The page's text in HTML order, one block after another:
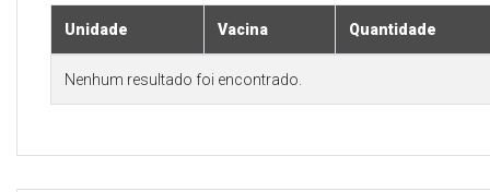
Unidade Vacina Quantidade
Nenhum resultado foi encontrado.